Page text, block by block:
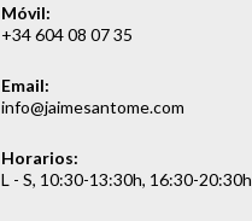
Móvil:
+34 604 08 07 35
Email:
info@jaimesantome.com
Horarios:
L - S, 10:30-13:30h, 16:30-20:30h